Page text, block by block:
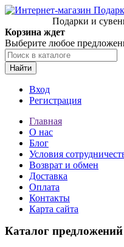
Подарки и
Корзина ждет
Выберите любое
Найти
Вход
Регистрация
Главная
О нас
Блог
Условия
Возврат и обмен
Доставка
Оплата
Контакты
Карта сайта
Каталог предложений